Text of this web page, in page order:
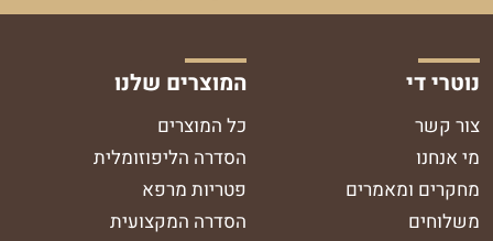
נוטרי די
צור קשר
מי אנחנו
מחקרים ומאמרים
משלוחים
המוצרים שלנו
כל המוצרים
הסדרה הליפוזומלית
פטריות מרפא
הסדרה המקצועית